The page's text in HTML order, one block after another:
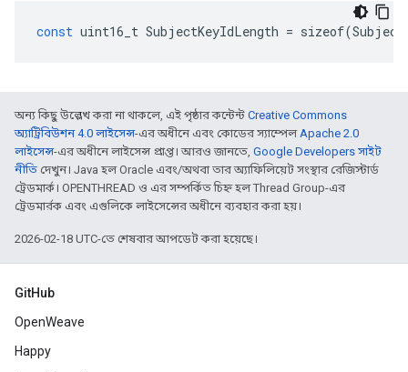
const uint16_t SubjectKeyIdLength = sizeof(
অন্য কিছু উল্লেখ করা না থাকলে, এই পৃষ্ঠার কন্টেন্ট Creative Commons
অ্যাট্রিবিউশন 4.0 লাইসেন্স-এর অধীনে এবং কোডের স্যাম্পেলApache 2.0
লাইসেন্স-এর অধীনে লাইসেন্স প্রাপ্ত। আরও জানতে, Google Developers সাইট
নীতি দেখুন। Java হল Oracle এবং/অথবা তার অ্যাফিলিয়েট সংস্থার রেজিস্টার্ড
ট্রেডমার্ক। OPENTHREAD ও এর সম্পর্কিত চিহ্ন হল Thread Group-এর
ট্রেডমার্রক এবং এগুলিকে লাইসেন্সের অধীনে ব্যবহার করা হয়।
2026-02-18 UTC-তে শেষবার আপডেট করা হয়েছে।
GitHub
OpenWeave
Happy